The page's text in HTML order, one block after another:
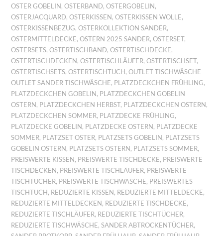
OSTER GOBELIN ,OSTERBAND,OSTERGOBELIN ,
OSTERJACQUARD,OSTERKISSEN ,OSTERKISSEN WOLLE,
OSTERKISSENBEZUG,OSTERKOLLEKTION SANDER,
OSTERMITTELDECKE,OSTERN 2025 SANDER,OSTERSET,
OSTERSETS,OSTERTISCHBAND,OSTERTISCHDECKE,
OSTERTISCHDECKEN ,OSTERTISCHLÄUFER,OSTERTISCHSET,
OSTERTISCHSETS,OSTERTISCHTUCH ,OUTLET TISCHWÄSCHE
OUTLET SANDER TISCHWÄSCHE, PLATZDECKCHEN FRÜHLING,
PLATZDECKCHEN GOBELIN , PLATZDECKCHEN GOBELIN
OSTERN , PLATZDECKCHEN HERBST, PLATZDECKCHEN OSTERN ,
PLATZDECKCHEN SOMMER, PLATZDECKE FRÜHLING,
PLATZDECKE GOBELIN , PLATZDECKE OSTERN , PLATZDECKE
SOMMER, PLATZSET OSTER, PLATZSETS GOBELIN , PLATZSETS
GOBELIN OSTERN , PLATZSETS OSTERN , PLATZSETS SOMMER,
PREISWERTE KISSEN , PREISWERTE TISCHDECKE, PREISWERTE
TISCHDECKEN , PREISWERTE TISCHLÄUFER, PREISWERTE
TISCHTÜCHER, PREISWERTE TISCHWÄSCHE, PREISWERTES
TISCHTUCH , REDUZIERTE KISSEN , REDUZIERTE MITTELDECKE,
REDUZIERTE MITTELDECKEN , REDUZIERTE TISCHDECKE,
REDUZIERTE TISCHLÄUFER, REDUZIERTE TISCHTÜCHER,
REDUZIERTE TISCHWÄSCHE,SANDER ABTROCKENTÜCHER,